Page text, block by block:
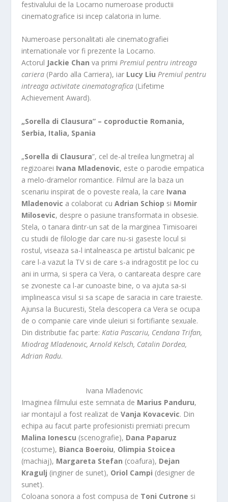
festivalului de la Locarno numeroase productii
cinematografice isi incep calatoria in lume.
Numeroase personalitati ale cinematografiei
internationale vor fi prezente la Locarno.
Actorul Jackie Chan va primiPremiul pentru intreaga
cariera (Pardo alla Carriera), iar Lucy Liu Premiul pentru
intreaga activitate cinematografica (Lifetime
Achievement Award).
„Sorella di Clausura” – coproductie Romania,
Serbia, Italia, Spania
„Sorella di Clausura”, cel de-al treilea lungmetraj al
regizoarei Ivana Mladenovic, este o parodie empatica
a melo-dramelor romantice. Filmul are la baza un
scenariu inspirat de o poveste reala, la care Ivana
Mladenovic a colaborat cuAdrian Schiop si Momir
Milosevic, despre o pasiune transformata in obsesie.
Stela, o tanara dintr-un sat de la marginea Timisoarei
cu studii de filologie dar care nu-si gaseste locul si
rostul, viseaza sa-l intalneasca pe artistul balcanic pe
care l-a vazut la TV si de care s-a indragostit pe loc cu
ani in urma, si spera ca Vera, o cantareata despre care
se zvoneste ca l-ar cunoaste bine, o va ajuta sa-si
implineasca visul si sa scape de saracia in care traieste.
Ajunsa la Bucuresti, Stela descopera ca Vera se ocupa
de o companie care vinde uleiuri si fortifiante sexuale.
Din distributie fac parte: Katia Pascariu, Cendana Trifan,
Miodrag Mladenovic, Arnold Kelsch, Catalin Dordea,
Adrian Radu.
Ivana Mladenovic
Imaginea filmului este semnata de Marius Panduru,
iar montajul a fost realizat deVanja Kovacevic. Din
echipa au facut parte profesionisti premiati precum
Malina Ionescu (scenografie), Dana Paparuz
(costume), Bianca Boeroiu, Olimpia Stoicea
(machiaj), Margareta Stefan (coafura), Dejan
Kragulj (inginer de sunet), Oriol Campi (designer de
sunet).
Coloana sonora a fost compusa de Toni Cutrone si